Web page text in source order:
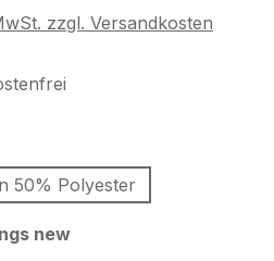
zzgl. Versandkosten
50% Polyester
newauswählen